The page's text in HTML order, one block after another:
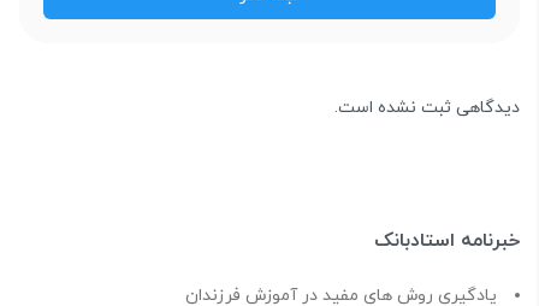
دیدگاهی ثبت نشده است.
خبرنامه استادبانک
یادگیری روش های مفید در آموزش فرزندان